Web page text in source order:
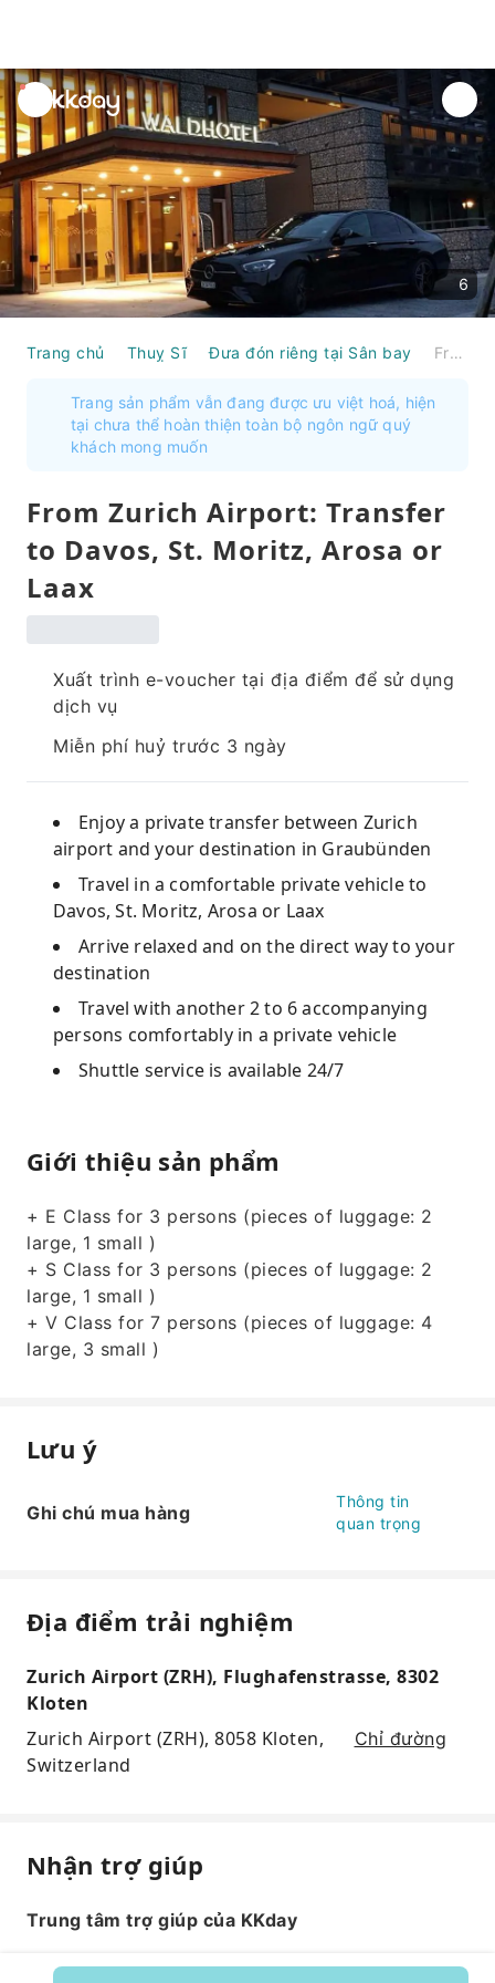
unread
notifications
6
Trang chủ Thuỵ Sĩ Đưa đón riêng tại Sân bay From Zurich Airport: Transfer to Davos, St. Moritz, Arosa or Laax
Trang sản phẩm vẫn đang được ưu việt hoá, hiện
tại chưa thể hoàn thiện toàn bộ ngôn ngữ quý
khách mong muốn
From Zurich Airport: Transfer
to Davos, St. Moritz, Arosa or
Laax
Xuất trình e-voucher tại địa điểm để sử dụng
dịch vụ
Miễn phí huỷ trước 3 ngày
Enjoy a private transfer between Zurich
airport and your destination in Graubünden
Travel in a comfortable private vehicle to
Davos, St. Moritz, Arosa or Laax
Arrive relaxed and on the direct way to your
destination
Travel with another 2 to 6 accompanying
persons comfortably in a private vehicle
Shuttle service is available 24/7
Giới thiệu sản phẩm
+ E Class for 3 persons (pieces of luggage: 2
large, 1 small )
+ S Class for 3 persons (pieces of luggage: 2
large, 1 small )
+ V Class for 7 persons (pieces of luggage: 4
large, 3 small )
Lưu ý
Ghi chú mua hàng
Thông tin
quan trọng
Địa điểm trải nghiệm
Zurich Airport (ZRH), Flughafenstrasse, 8302
Kloten
Zurich Airport (ZRH), 8058 Kloten,
Switzerland
Chỉ đường
Nhận trợ giúp
Trung tâm trợ giúp của KKday